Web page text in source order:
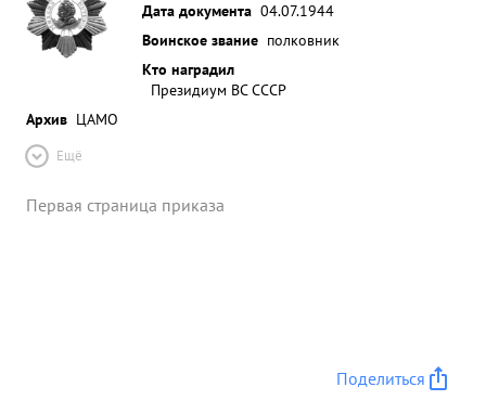
Дата документа 04.07.1944
Воинское звание полковник
Кто наградил
Президиум ВС СССР
Архив ЦАМО
Ещё
Первая страница приказа
Поделиться